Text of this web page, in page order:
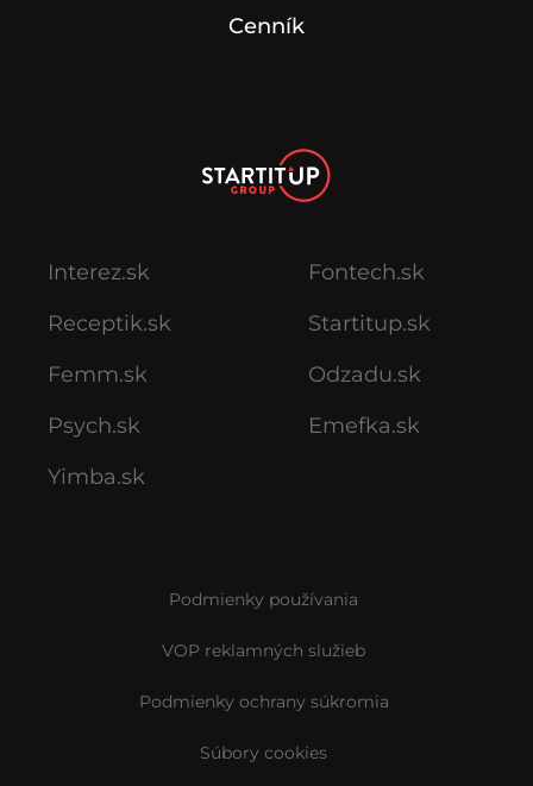
Cenník
Interez.sk
Receptik.sk
Femm.sk
Psych.sk
Yimba.sk
Fontech.sk
Startitup.sk
Odzadu.sk
Emefka.sk
Podmienky používania
VOP reklamných služieb
Podmienky ochrany súkromia
Súbory cookies